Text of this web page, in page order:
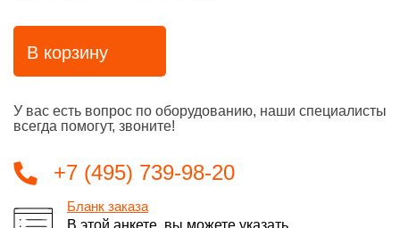
В корзину
У вас есть вопрос по оборудованию, наши специалисты
всегда помогут, звоните!
+7 (495) 739-98-20
Бланк заказа
В этой анкете, вы можете указать